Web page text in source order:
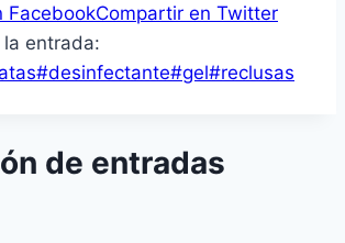
FacebookCompartir en Twitter
entrada:
#desinfectante#gel#reclusas
de entradas